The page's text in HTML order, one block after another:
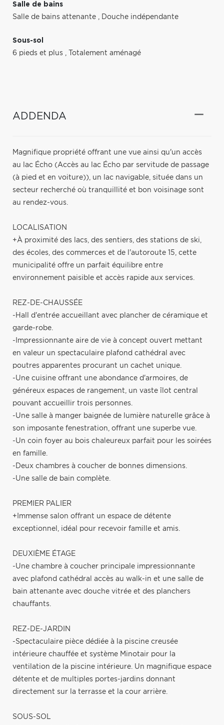
Salle de bains
Salle de bains attenante , Douche indépendante
Sous-sol
6 pieds et plus , Totalement aménagé
ADDENDA
Magnifique propriété offrant une vue ainsi qu'un accès
au lac Écho (Accès au lac Écho par servitude de passage
(à pied et en voiture)), un lac navigable, située dans un
secteur recherché où tranquillité et bon voisinage sont
au rendez-vous.
LOCALISATION
+À proximité des lacs, des sentiers, des stations de ski,
des écoles, des commerces et de l'autoroute 15, cette
municipalité offre un parfait équilibre entre
environnement paisible et accès rapide aux services.
REZ-DE-CHAUSSÉE
-Hall d'entrée accueillant avec plancher de céramique et
garde-robe.
-Impressionnante aire de vie à concept ouvert mettant
en valeur un spectaculaire plafond cathédral avec
poutres apparentes procurant un cachet unique.
-Une cuisine offrant une abondance d'armoires, de
généreux espaces de rangement, un vaste îlot central
pouvant accueillir trois personnes.
-Une salle à manger baignée de lumière naturelle grâce à
son imposante fenestration, offrant une superbe vue.
-Un coin foyer au bois chaleureux parfait pour les soirées
en famille.
-Deux chambres à coucher de bonnes dimensions.
-Une salle de bain complète.
PREMIER PALIER
+Immense salon offrant un espace de détente
exceptionnel, idéal pour recevoir famille et amis.
DEUXIÈME ÉTAGE
-Une chambre à coucher principale impressionnante
avec plafond cathédral accès au walk-in et une salle de
bain attenante avec douche vitrée et des planchers
chauffants.
REZ-DE-JARDIN
-Spectaculaire pièce dédiée à la piscine creusée
intérieure chauffée et système Minotair pour la
ventilation de la piscine intérieure. Un magnifique espace
détente et de multiples portes-jardins donnant
directement sur la terrasse et la cour arrière.
SOUS-SOL